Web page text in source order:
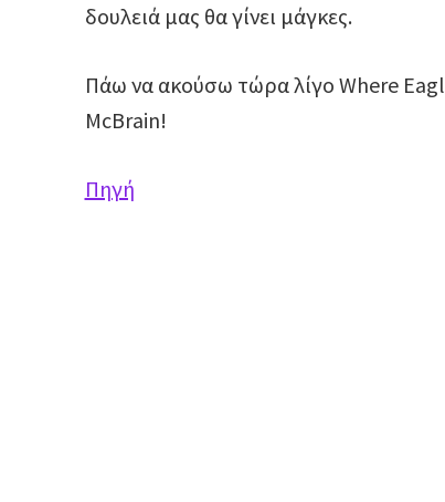
δουλειά μας θα γίνει μάγκες.
Πάω να ακούσω τώρα λίγο Where
McBrain!
Πηγή